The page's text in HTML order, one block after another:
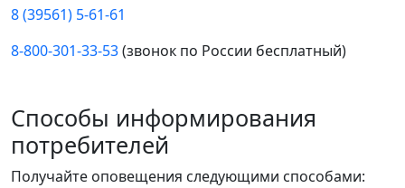
8 (39561) 5-61-61
8-800-301-33-53(звонок по России бесплатный)
Способы информирования
потребителей
Получайте оповещения следующими способами: